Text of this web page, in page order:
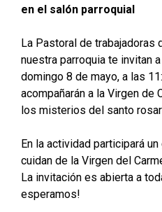
en el salón parroquial
La Pastoral de trabajadoras
nuestra parroquia te invitan
domingo 8 de mayo, a las
acompañarán a la Virgen de
los misterios del santo
En la actividad participará
cuidan de la Virgen del
La invitación es abierta a
esperamos!